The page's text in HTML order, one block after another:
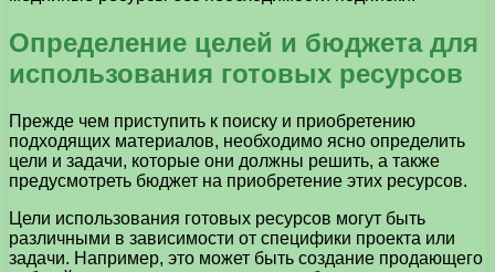
Определение целей и бюджета для
использования готовых ресурсов
Прежде чем приступить к поиску и приобретению
подходящих материалов, необходимо ясно определить
цели и задачи, которые они должны решить, а также
предусмотреть бюджет на приобретение этих ресурсов.
Цели использования готовых ресурсов могут быть
различными в зависимости от специфики проекта или
задачи. Например, это может быть создание продающего